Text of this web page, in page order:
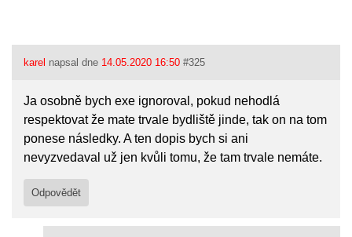
karel napsal dne 14.05.2020 16:50 #325
Ja osobně bych exe ignoroval, pokud nehodlá
respektovat že mate trvale bydliště jinde, tak on na tom
ponese následky. A ten dopis bych si ani
nevyzvedaval už jen kvůli tomu, že tam trvale nemáte.
Odpovědět